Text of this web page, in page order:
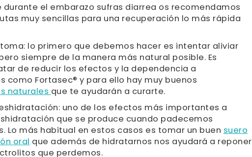
durante el embarazo sufras diarrea os recomendamos
muy sencillas para una recuperación lo más rápida
lo primero que debemos hacer es intentar aliviar
siempre de la manera más natural posible. Es
de reducir los efectos y la dependencia a
como Fortasec® y para ello hay muy buenos
naturalesque te ayudarán a curarte.
uno de los efectos más importantes a
que se produce cuando padecemos
Lo más habitual en estos casos es tomar un buensuero
oralque además de hidratarnos nos ayudará a reponer
que perdemos.